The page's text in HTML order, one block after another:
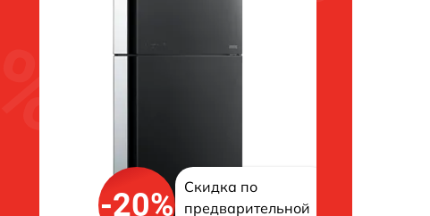
-20%
Скидка по
предварительной